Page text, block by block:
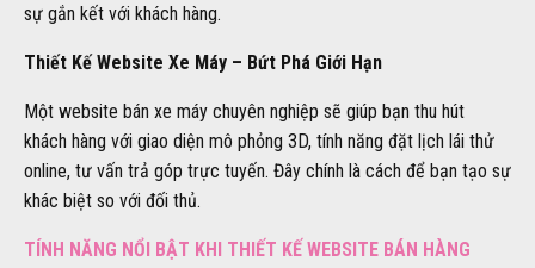
sự gắn kết với khách hàng.
Thiết Kế Website Xe Máy – Bứt Phá Giới Hạn
Một website bán xe máy chuyên nghiệp sẽ giúp bạn thu hút
khách hàng với giao diện mô phỏng 3D, tính năng đặt lịch lái thử
online, tư vấn trả góp trực tuyến. Đây chính là cách để bạn tạo sự
khác biệt so với đối thủ.
TÍNH NĂNG NỔI BẬT KHI THIẾT KẾ WEBSITE BÁN HÀNG